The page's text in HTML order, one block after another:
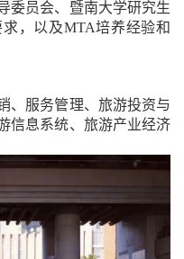
委员会、暨南大学研究生
，以及MTA培养经验和
、服务管理、旅游投资与
信息系统、旅游产业经济